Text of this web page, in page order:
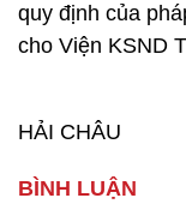
quy định của
cho Viện KSND
HẢI CHÂU